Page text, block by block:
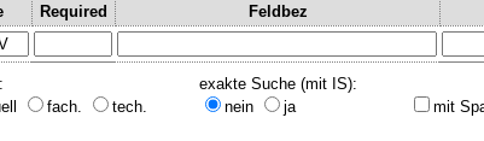
Required Feldbez
fach. tech.
exakte Suche (mit IS):
nein
ja mit